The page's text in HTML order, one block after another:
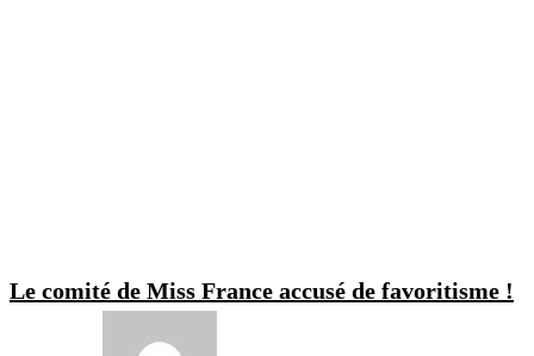
Le comité de Miss France accusé de favoritisme !